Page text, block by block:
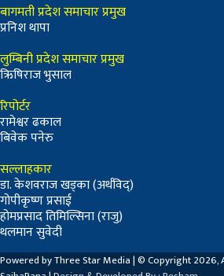
बागमती प्रदेश समाचार प्रमुख
प्रनिश थापा
लुम्बिनी प्रदेश समाचार प्रमुख
ऋिषिराज भुसाल
रिपोर्टर
रामेश्वर ढकाल
बिवेक पनेरु
सल्लाहकार
डा. केशवराज खड्का (अर्थविद्)
गोपीकृष्ण प्रसाई
होमप्रसाद तिमिल्सिना (राजु)
थलमान सुवेदी
Powered by Three Star Media | © Copyright 2026,